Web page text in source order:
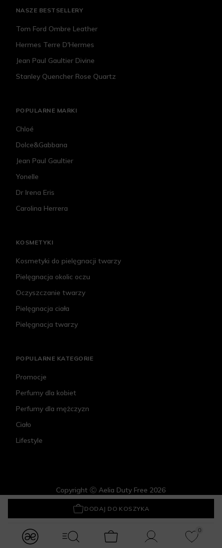
modules.Navbar.menuLabels.logo
modules.Navbar.menuLabels.menuWithSearch
Koszyk Konto
0
Ulubione
DODAJ DO KOSZYKA
Givenchy Irresistible Nude Velvet
NASZE BESTSELLERY
Tom Ford Ombre Leather
Hermes Terre D'Hermes
Jean Paul Gaultier Divine
Stanley Quencher Rose Quartz
POPULARNE MARKI
Chloé
Dolce&Gabbana
Jean Paul Gaultier
Yonelle
Dr Irena Eris
Carolina Herrera
KOSMETYKI
Kosmetyki do pielęgnacji twarzy
Pielęgnacja okolic oczu
Oczyszczanie twarzy
Pielęgnacja ciała
Pielęgnacja twarzy
POPULARNE KATEGORIE
Promocje
Perfumy dla kobiet
Perfumy dla mężczyzn
Ciało
Lifestyle
Copyright Ⓒ Aelia Duty Free 2026